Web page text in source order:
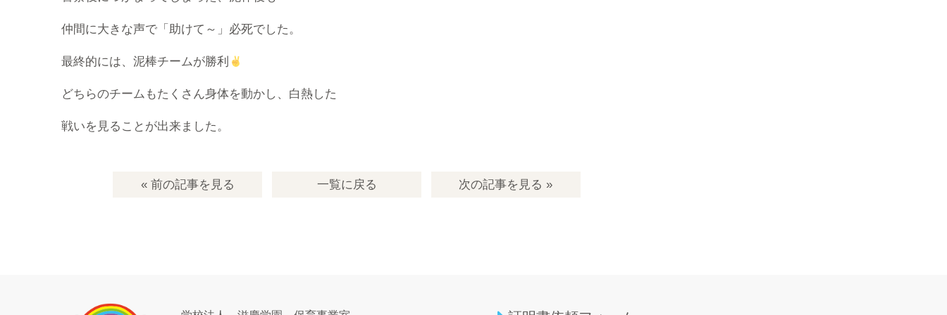
仲間に大きな声で「助けて～」必死でした。
最終的には、泥棒チームが勝利
どちらのチームもたくさん身体を動かし、白熱した
戦いを見ることが出来ました。
« 前の記事を見る 一覧に戻る 次の記事を見る »